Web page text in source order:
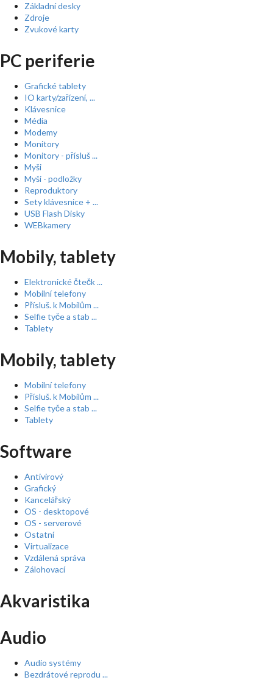
Základní desky
Zdroje
Zvukové karty
PC periferie
Grafické tablety
IO karty/zařízení, ...
Klávesnice
Média
Modemy
Monitory
Monitory - přísluš ...
Myši
Myši - podložky
Reproduktory
Sety klávesnice + ...
USB Flash Disky
WEBkamery
Mobily, tablety
Elektronické čtečk ...
Mobilní telefony
Přísluš. k Mobilům ...
Selfie tyče a stab ...
Tablety
Mobily, tablety
Mobilní telefony
Přísluš. k Mobilům ...
Selfie tyče a stab ...
Tablety
Software
Antivirový
Grafický
Kancelářský
OS - desktopové
OS - serverové
Ostatní
Virtualizace
Vzdálená správa
Zálohovací
Akvaristika
Audio
Audio systémy
Bezdrátové reprodu ...